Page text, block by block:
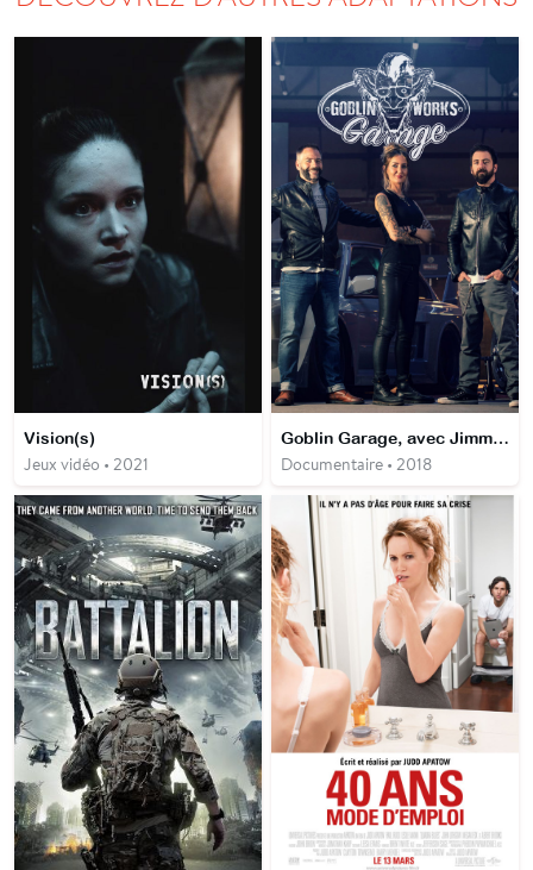
Vision(s)
Jeux vidéo • 2021
Goblin Garage, avec Jimmy de Ville
Documentaire • 2018